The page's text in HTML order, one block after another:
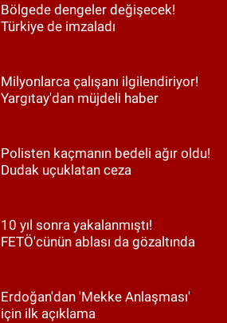
Bölgede dengeler değişecek!
Türkiye de imzaladı
Milyonlarca çalışanı ilgilendiriyor!
Yargıtay'dan müjdeli haber
Polisten kaçmanın bedeli ağır oldu!
Dudak uçuklatan ceza
10 yıl sonra yakalanmıştı!
FETÖ'cünün ablası da gözaltında
Erdoğan'dan 'Mekke Anlaşması'
için ilk açıklama